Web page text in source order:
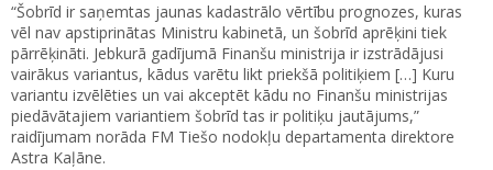
“Šobrīd ir saņemtas jaunas kadastrālo vērtību prognozes, kuras
vēl nav apstiprinātas Ministru kabinetā, un šobrīd aprēķini tiek
pārrēķināti. Jebkurā gadījumā Finanšu ministrija ir izstrādājusi
vairākus variantus, kādus varētu likt priekšā politiķiem […] Kuru
variantu izvēlēties un vai akceptēt kādu no Finanšu ministrijas
piedāvātajiem variantiem šobrīd tas ir politiķu jautājums,”
raidījumam norāda FM Tiešo nodokļu departamenta direktore
Astra Kaļāne.